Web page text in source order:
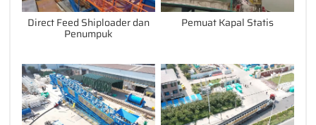
Direct Feed Shiploader dan
Penumpuk
Pemuat Kapal Statis